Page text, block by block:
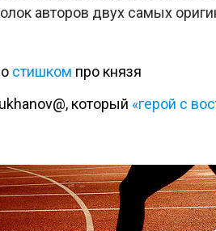
авторов двух самых
стишком про князя
который «герой с